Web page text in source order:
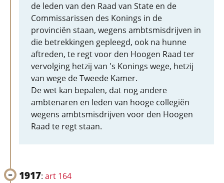
de leden van den Raad van State en de
Commissarissen des Konings in de
provinciën staan, wegens ambtsmisdrijven in
die betrekkingen gepleegd, ook na hunne
aftreden, te regt voor den Hoogen Raad ter
vervolging hetzij van 's Konings wege, hetzij
van wege de Tweede Kamer.
De wet kan bepalen, dat nog andere
ambtenaren en leden van hooge collegiën
wegens ambtsmisdrijven voor den Hoogen
Raad te regt staan.
1917: art 164